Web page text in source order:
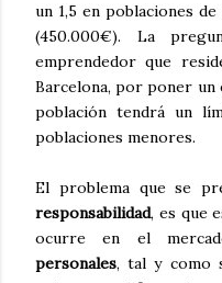
un 1,5 en poblaciones
(450.000€). La
emprendedor que
Barcelona, por poner un
población tendrá un
poblaciones menores.
El problema que se
responsabilidad, es que
ocurre en el
personales, tal y como